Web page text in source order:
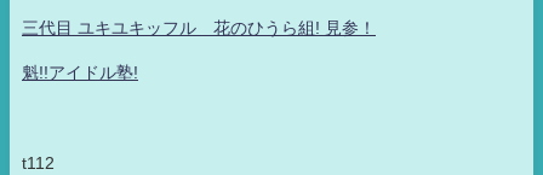
三代目 ユキユキッフル 花のひうら組! 見参！
魁!!アイドル塾!
t112